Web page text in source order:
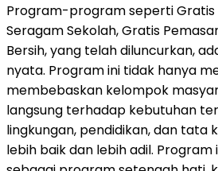
Program-program seperti Gratis
Seragam Sekolah, Gratis
Bersih, yang telah diluncurkan,
nyata. Program ini tidak hanya
membebaskan kelompok
langsung terhadap kebutuhan
lingkungan, pendidikan, dan tata
lebih baik dan lebih adil. Program